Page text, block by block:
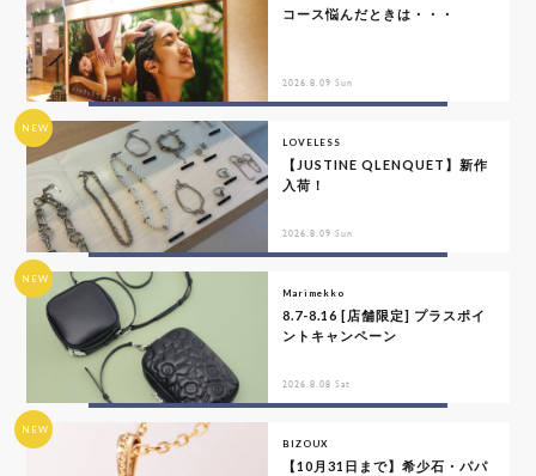
コース悩んだときは・・・
2026.8.09 Sun
NEW
LOVELESS
【JUSTINE QLENQUET】新作
入荷！
2026.8.09 Sun
NEW
Marimekko
8.7-8.16 [店舗限定] プラスポイ
ントキャンペーン
2026.8.08 Sat
NEW
BIZOUX
【10月31日まで】希少石・パパ